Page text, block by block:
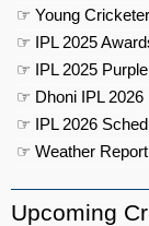
☞ Young
☞ IPL 2025
☞ IPL 2025
☞ Dhoni IPL 2026
☞ IPL 2026
☞ Weather
Upcoming